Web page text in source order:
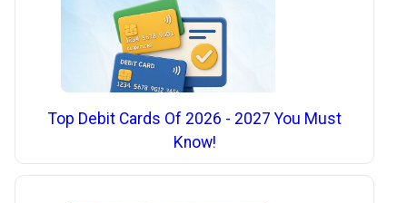
Top Debit Cards Of 2026 - 2027 You Must
Know!